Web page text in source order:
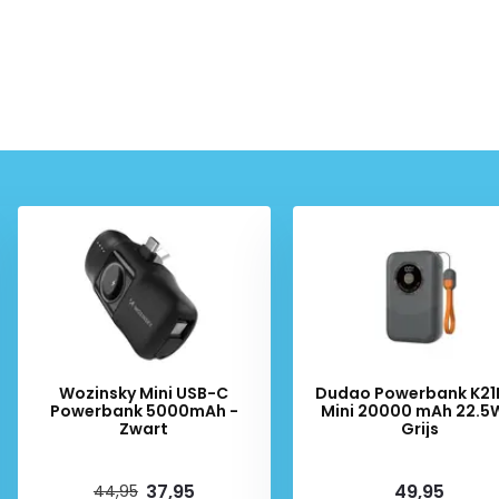
Wozinsky Mini USB-C
Powerbank 5000mAh -
Zwart
44,95 37,95
Dudao Powerbank
Mini 20000 mAh
Grijs
49,95